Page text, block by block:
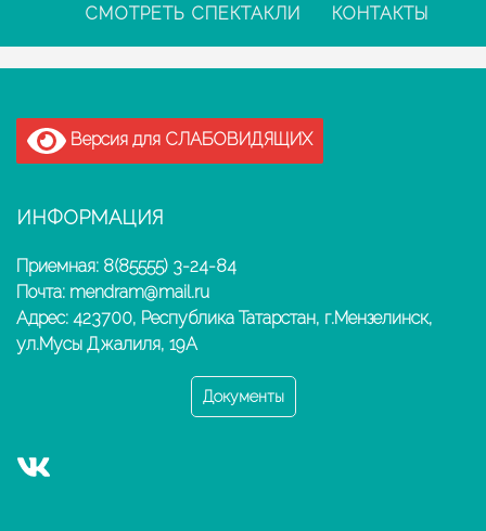
СМОТРЕТЬ СПЕКТАКЛИ
КОНТАКТЫ
Версия для СЛАБОВИДЯЩИХ
ИНФОРМАЦИЯ
Приемная: 8(85555) 3-24-84
Почта: mendram@mail.ru
Адрес: 423700, Республика Татарстан, г.Мензелинск,
ул.Мусы Джалиля, 19А
Документы